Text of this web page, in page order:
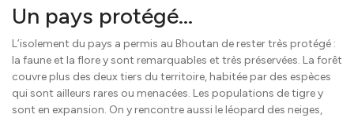
Un pays protégé…
L’isolement du pays a permis au Bhoutan de rester très protégé :
la faune et la flore y sont remarquables et très préservées. La forêt
couvre plus des deux tiers du territoire, habitée par des espèces
qui sont ailleurs rares ou menacées. Les populations de tigre y
sont en expansion. On y rencontre aussi le léopard des neiges,